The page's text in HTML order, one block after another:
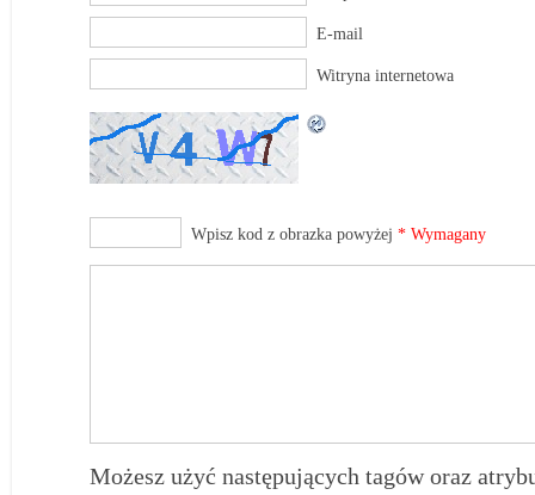
E-mail
Witryna internetowa
Wpisz kod z obrazka powyżej * Wymagany
Możesz użyć następujących tagów oraz